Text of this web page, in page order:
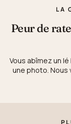
LA
Peur de
Vous abîmez un
une photo. Nous